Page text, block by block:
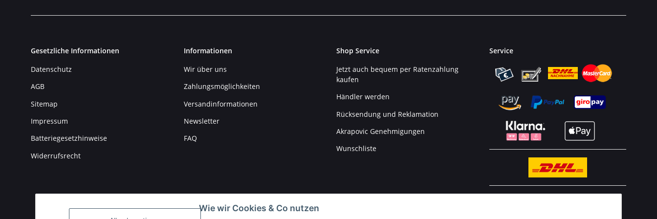
Wie wir Cookies & Co nutzen
Gesetzliche Informationen
Datenschutz
AGB
Sitemap
Impressum
Batteriegesetzhinweise
Widerrufsrecht
Informationen
Wir über uns
Zahlungsmöglichkeiten
Versandinformationen
Newsletter
FAQ
Shop Service
Jetzt auch bequem per Ratenzahlung
kaufen
Händler werden
Rücksendung und Reklamation
Akrapovic Genehmigungen
Wunschliste
Service